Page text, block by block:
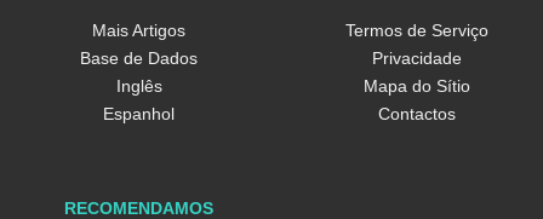
Mais Artigos
Base de Dados
Inglês
Espanhol
Termos de Serviço
Privacidade
Mapa do Sítio
Contactos
RECOMENDAMOS